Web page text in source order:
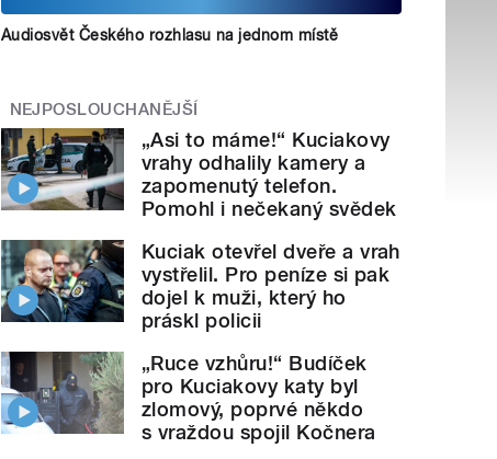
Audiosvět Českého rozhlasu na jednom místě
NEJPOSLOUCHANĚJŠÍ
„Asi to máme!“ Kuciakovy
vrahy odhalily kamery a
zapomenutý telefon.
Pomohl i nečekaný svědek
Kuciak otevřel dveře a vrah
vystřelil. Pro peníze si pak
dojel k muži, který ho
práskl policii
„Ruce vzhůru!“ Budíček
pro Kuciakovy katy byl
zlomový, poprvé někdo
s vraždou spojil Kočnera